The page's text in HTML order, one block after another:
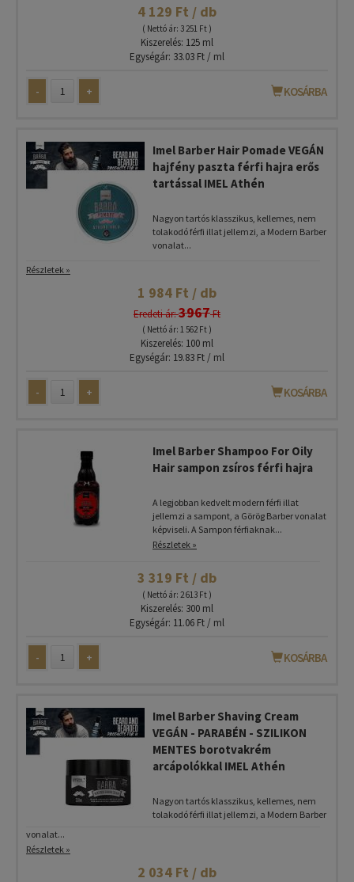
4 129 Ft / db
( Nettó ár: 3 251 Ft )
Kiszerelés: 125 ml
Egységár: 33.03 Ft / ml
- + KOSÁRBA
Imel Barber Hair Pomade VEGÁN
hajfény paszta férfi hajra erős
tartással IMEL Athén
Nagyon tartós klasszikus, kellemes, nem
tolakodó férfi illat jellemzi, a Modern Barber
vonalat...
Részletek »
1 984 Ft / db
Eredeti ár:3967Ft
( Nettó ár: 1 562 Ft )
Kiszerelés: 100 ml
Egységár: 19.83 Ft / ml
- + KOSÁRBA
Imel Barber Shampoo For Oily
Hair sampon zsíros férfi hajra
A legjobban kedvelt modern férfi illat
jellemzi a sampont, a Görög Barber vonalat
képviseli. A Sampon férfiaknak...
Részletek »
3 319 Ft / db
( Nettó ár: 2 613 Ft )
Kiszerelés: 300 ml
Egységár: 11.06 Ft / ml
- + KOSÁRBA
Imel Barber Shaving Cream
VEGÁN - PARABÉN - SZILIKON
MENTES borotvakrém
arcápolókkal IMEL Athén
Nagyon tartós klasszikus, kellemes, nem
tolakodó férfi illat jellemzi, a Modern Barber
vonalat...
Részletek »
2 034 Ft / db